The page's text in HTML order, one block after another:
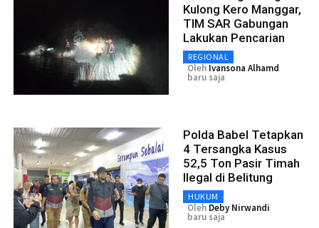
Kulong Kero Manggar,
TIM SAR Gabungan
Lakukan Pencarian
REGIONAL
Oleh Ivansona Alhamd
baru saja
Polda Babel Tetapkan
4 Tersangka Kasus
52,5 Ton Pasir Timah
Ilegal di Belitung
HUKUM
Oleh Deby Nirwandi
baru saja